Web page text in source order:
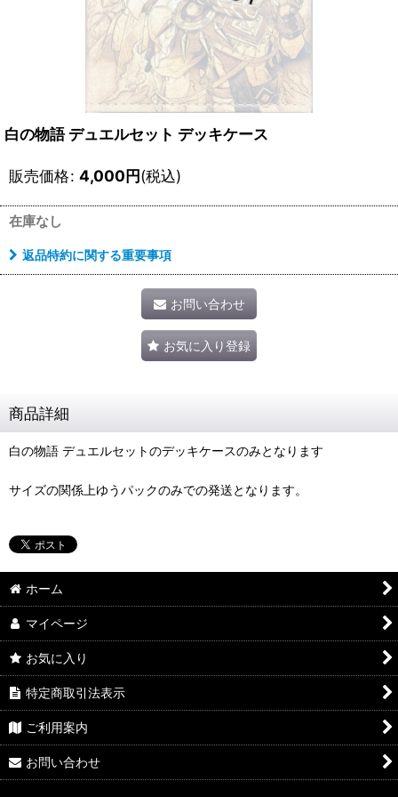
白の物語 デュエルセット デッキケース
販売価格: 4,000円(税込)
在庫なし
返品特約に関する重要事項
お問い合わせ
お気に入り登録
商品詳細
白の物語 デュエルセットのデッキケースのみとなります
サイズの関係上ゆうパックのみでの発送となります。
ホーム
マイページ
お気に入り
特定商取引法表示
ご利用案内
お問い合わせ